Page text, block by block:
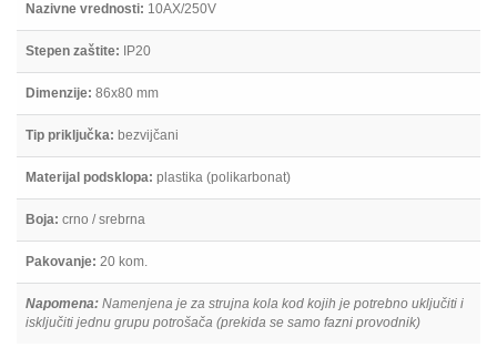
Nazivne vrednosti: 10AX/250V
Stepen zaštite: IP20
Dimenzije: 86x80 mm
Tip priključka: bezvijčani
Materijal podsklopa: plastika (polikarbonat)
Boja: crno / srebrna
Pakovanje: 20 kom.
Napomena: Namenjena je za strujna kola kod kojih je potrebno uključiti i
isključiti jednu grupu potrošača (prekida se samo fazni provodnik)